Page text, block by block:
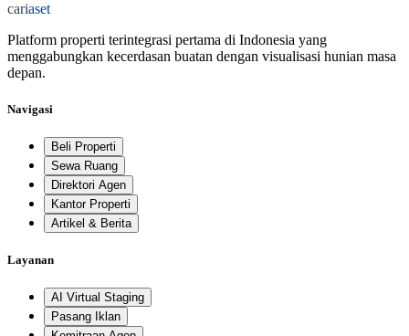
cariaset
Platform properti terintegrasi pertama di Indonesia yang
menggabungkan kecerdasan buatan dengan visualisasi hunian masa
depan.
Navigasi
Beli Properti
Sewa Ruang
Direktori Agen
Kantor Properti
Artikel & Berita
Layanan
AI Virtual Staging
Pasang Iklan